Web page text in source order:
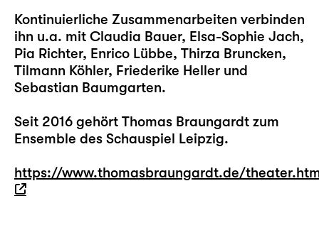
Kontinuierliche Zusammenarbeiten verbinden
ihn u.a. mit Claudia Bauer, Elsa-Sophie Jach,
Pia Richter, Enrico Lübbe, Thirza Bruncken,
Tilmann Köhler, Friederike Heller und
Sebastian Baumgarten.
Seit 2016 gehört Thomas Braungardt zum
Ensemble des Schauspiel Leipzig.
https://www.thomasbraungardt.de/